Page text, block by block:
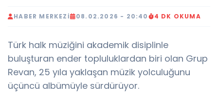
HABER MERKEZI 08.02.2026 - 20:40 4 DK OKUMA
Türk halk müziğini akademik disiplinle
buluşturan ender topluluklardan biri olan Grup
Revan, 25 yıla yaklaşan müzik yolculuğunu
üçüncü albümüyle sürdürüyor.